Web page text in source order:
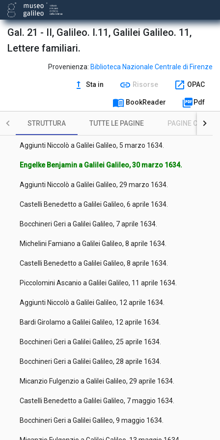
Gal. 21 - II, Galileo. I.11, Galilei Galileo. 11,
Lettere familiari.
Provenienza: Biblioteca Nazionale Centrale di Firenze
upgrade Sta in link Risorse open_in_new OPAC
menu_book BookReader picture_as_pdf Pdf
STRUTTURA TUTTE LE PAGINE PAGINE CON
Conti Bernardo a Galilei Galileo, 24 gennaio 1634.
Castelli Benedetto a Galilei Galileo, 28 gennaio 1634.
Bocchineri Geri a Galilei Galileo, 9 febbraio 1634.
Bocchineri Geri a Galilei Galileo, [febbraio 1634].
Magiotti Raffaello a Galilei Galileo, 11 febbraio 1634.
Conti Bernardo a Galilei Galileo, 12 febbraio 1634.
Piccolomini Ascanio a Galilei Galileo, 21 febbraio 1634.
Aggiunti Niccolò a Galilei Galileo, 5 marzo 1634.
Engelke Benjamin a Galilei Galileo, 30 marzo 1634.
Aggiunti Niccolò a Galilei Galileo, 29 marzo 1634.
Castelli Benedetto a Galilei Galileo, 6 aprile 1634.
Bocchineri Geri a Galilei Galileo, 7 aprile 1634.
Michelini Famiano a Galilei Galileo, 8 aprile 1634.
Castelli Benedetto a Galilei Galileo, 8 aprile 1634.
Piccolomini Ascanio a Galilei Galileo, 11 aprile 1634.
Aggiunti Niccolò a Galilei Galileo, 12 aprile 1634.
Bardi Girolamo a Galilei Galileo, 12 aprile 1634.
Bocchineri Geri a Galilei Galileo, 25 aprile 1634.
Bocchineri Geri a Galilei Galileo, 28 aprile 1634.
Micanzio Fulgenzio a Galilei Galileo, 29 aprile 1634.
Castelli Benedetto a Galilei Galileo, 7 maggio 1634.
Bocchineri Geri a Galilei Galileo, 9 maggio 1634.